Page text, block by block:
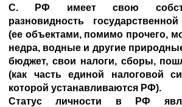
С. РФ имеет свою
разновидность
(ее объектами, помимо прочего,
недра, водные и другие
бюджет, свои налоги, сборы,
(как часть единой налоговой
которой устанавливаются РФ).
Статус личности в РФ